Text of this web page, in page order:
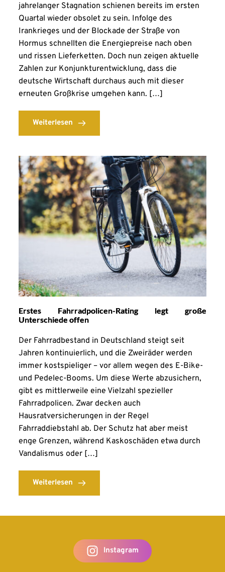
jahrelanger Stagnation schienen bereits im ersten
Quartal wieder obsolet zu sein. Infolge des
Irankrieges und der Blockade der Straße von
Hormus schnellten die Energiepreise nach oben
und rissen Lieferketten. Doch nun zeigen aktuelle
Zahlen zur Konjunkturentwicklung, dass die
deutsche Wirtschaft durchaus auch mit dieser
erneuten Großkrise umgehen kann. […]
Weiterlesen
Erstes Fahrradpolicen-Rating legt große
Unterschiede offen
Der Fahrradbestand in Deutschland steigt seit
Jahren kontinuierlich, und die Zweiräder werden
immer kostspieliger – vor allem wegen des E-Bike-
und Pedelec-Booms. Um diese Werte abzusichern,
gibt es mittlerweile eine Vielzahl spezieller
Fahrradpolicen. Zwar decken auch
Hausratversicherungen in der Regel
Fahrraddiebstahl ab. Der Schutz hat aber meist
enge Grenzen, während Kaskoschäden etwa durch
Vandalismus oder […]
Weiterlesen
Instagram